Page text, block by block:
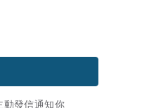
動發信通知你